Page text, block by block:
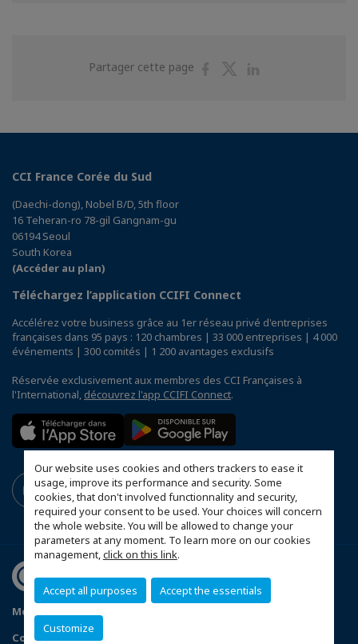
Our website uses cookies and others trackers to ease it
usage, improve its performance and security. Some
cookies, that don't involved functionnality and security,
required your consent to be used. Your choices will concern
the whole website. You will be allowed to change your
parameters at any moment. To learn more on our cookies
management,click on this link.
Accept all purposes Accept the essentials
Customize
Partager cette page
PartagerPartager
CCI France Corée du Sud
(Daechi-dong), Nobel B/D, 5th floor
16 Teheran-ro 78-gil Gangnam-gu
06194 Seoul
South Korea
(Accéder au plan)
Téléchargez l’application CCIFI Connect
Accélérez votre business grâce au 1er réseau privé d'entreprises
françaises dans 95 pays : 120 chambres | 33 000 entreprises | 4 000
événements | 300 comités | 1 200 avantages exclusifs
Réservée exclusivement aux membres des CCI Françaises à
l'International, découvrez l'app CCIFI Connect.
Mentions légales
Configurer vos préférences cookies